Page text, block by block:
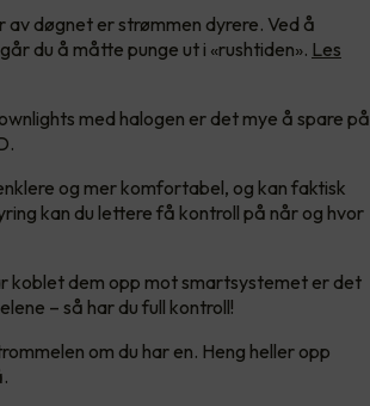
døgnet er strømmen dyrere. Ved å
du å måtte punge ut i «rushtiden». Les
med halogen er det mye å spare på
og mer komfortabel, og kan faktisk
kan du lettere få kontroll på når og hvor
koblet dem opp mot smartsystemet er det
– så har du full kontroll!
om du har en. Heng heller opp